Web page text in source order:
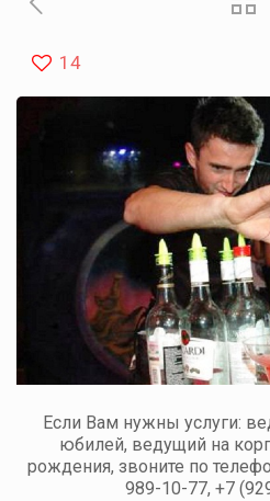
14
Если Вам нужны услуги:
юбилей, ведущий на
рождения, звоните по
989-10-77, +7